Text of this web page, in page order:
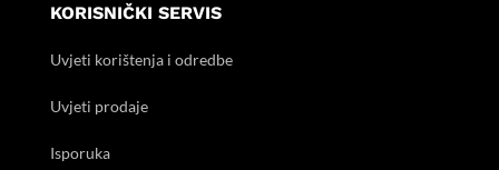
KORISNIČKI SERVIS
Uvjeti korištenja i odredbe
Uvjeti prodaje
Isporuka